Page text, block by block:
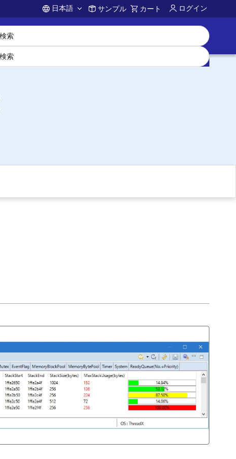
Account
日本語 サンプル カート ログイン